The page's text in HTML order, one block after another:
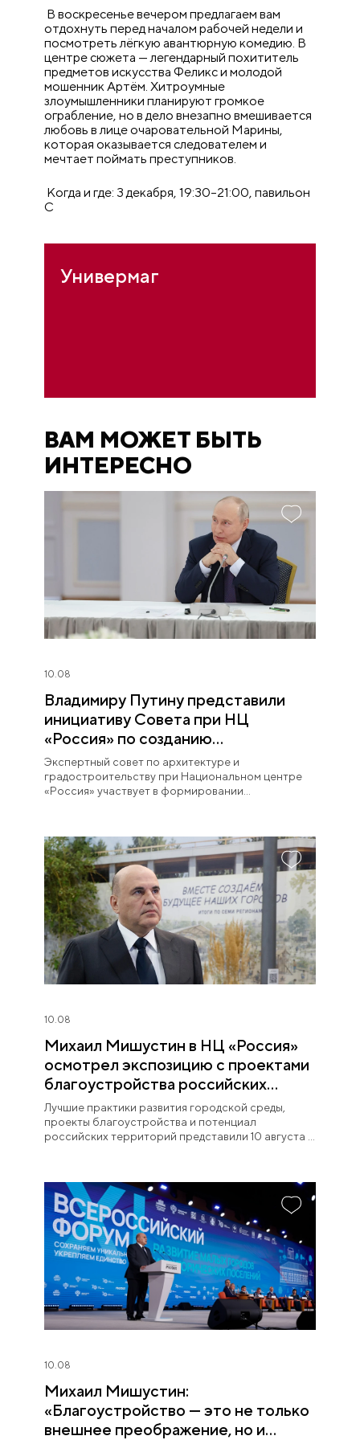
В воскресенье вечером предлагаем вам
отдохнуть перед началом рабочей недели и
посмотреть лёгкую авантюрную комедию. В
центре сюжета — легендарный похититель
предметов искусства Феликс и молодой
мошенник Артём. Хитроумные
злоумышленники планируют громкое
ограбление, но в дело внезапно вмешивается
любовь в лице очаровательной Марины,
которая оказывается следователем и
мечтает поймать преступников.
Когда и где: 3 декабря, 19:30–21:00, павильон
C
Универмаг
ВАМ МОЖЕТ БЫТЬ
ИНТЕРЕСНО
10.08
Владимиру Путину представили
инициативу Совета при НЦ
«Россия» по созданию
современного облика российских
территорий
Экспертный совет по архитектуре и
градостроительству при Национальном центре
«Россия» участвует в формировании
10.08
Михаил Мишустин в НЦ «Россия»
осмотрел экспозицию с проектами
благоустройства российских
территорий
Лучшие практики развития городской среды,
проекты благоустройства и потенциал
российских территорий представили 10 августа в
10.08
Михаил Мишустин:
«Благоустройство — это не только
внешнее преображение, но и